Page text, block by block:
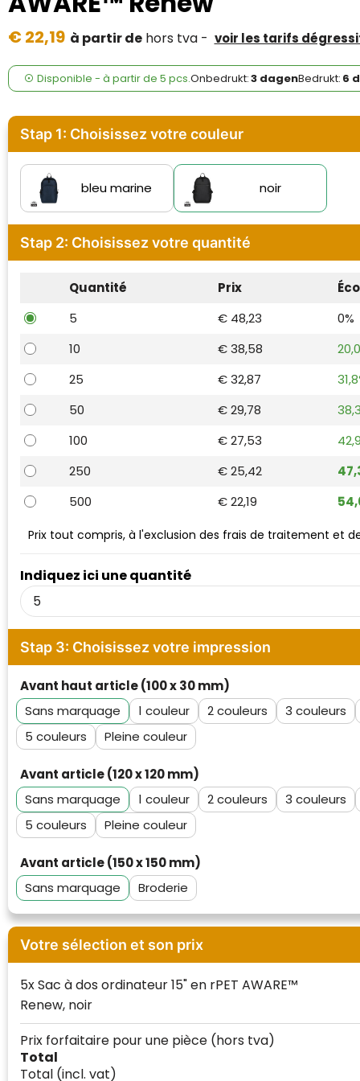
Fresh 'n Rebel
GolfOriginals
James Harvest
Kingcap
Mepal
Moleskine
MyKit
Ocean Bottle
Waterman
€ 22,19 à partir dehors tva - voir les tarifs
Disponible - à partir de 5 pcs.Onbedrukt:3 dagenBedrukt: 6
Stap 1: Choisissez votre couleur
bleu marine noir
Stap 2: Choisissez votre quantité
Quantité Prix
5
€ 48,23
0%
10
€ 38,58
25
€ 32,87
50
€ 29,78
100
€ 27,53
250
€ 25,42
500
€ 22,19
Indiquez ici une quantité
Prix tout compris, à l'exclusion des frais de traitement et
Stap 3: Choisissez votre impression
Avant haut article (100 x 30 mm)
Sans marquage
1 2
3
5
Pleine couleur
Avant article (120 x 120 mm)
Sans marquage
1 2
3
5
Pleine couleur
Avant article (150 x 150 mm)
Sans marquage
Broderie
Votre sélection et son prix
5x Sac à dos ordinateur 15" en rPET AWARE™
Renew, noir
Total
Total (incl. vat)
Prix forfaitaire pour une pièce (hors tva)